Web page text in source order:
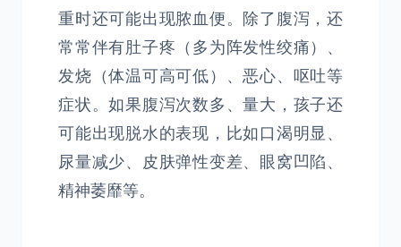
重时还可能出现脓血便。除了腹泻，还
常常伴有肚子疼（多为阵发性绞痛）、
发烧（体温可高可低）、恶心、呕吐等
症状。如果腹泻次数多、量大，孩子还
可能出现脱水的表现，比如口渴明显、
尿量减少、皮肤弹性变差、眼窝凹陷、
精神萎靡等。